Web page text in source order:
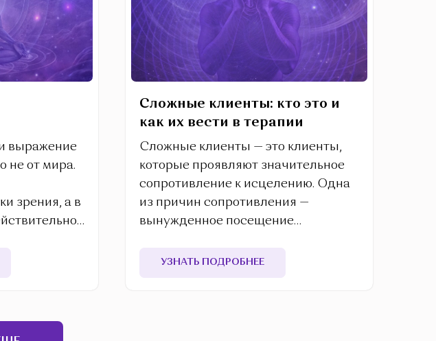
выражение
не от мира.
зрения, а в
Сложные клиенты: кто это и
как их вести в терапии
Сложные клиенты — это клиенты,
которые проявляют значительное
сопротивление к исцелению. Одна
из причин сопротивления —
вынужденное посещение
УЗНАТЬ ПОДРОБНЕЕ